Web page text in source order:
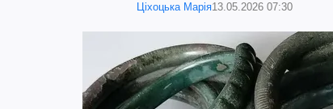
Ціхоцька Марія13.05.2026 07:30